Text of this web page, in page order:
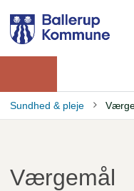
hovedindhold
Primær
Sundhed & pleje
Værgemål